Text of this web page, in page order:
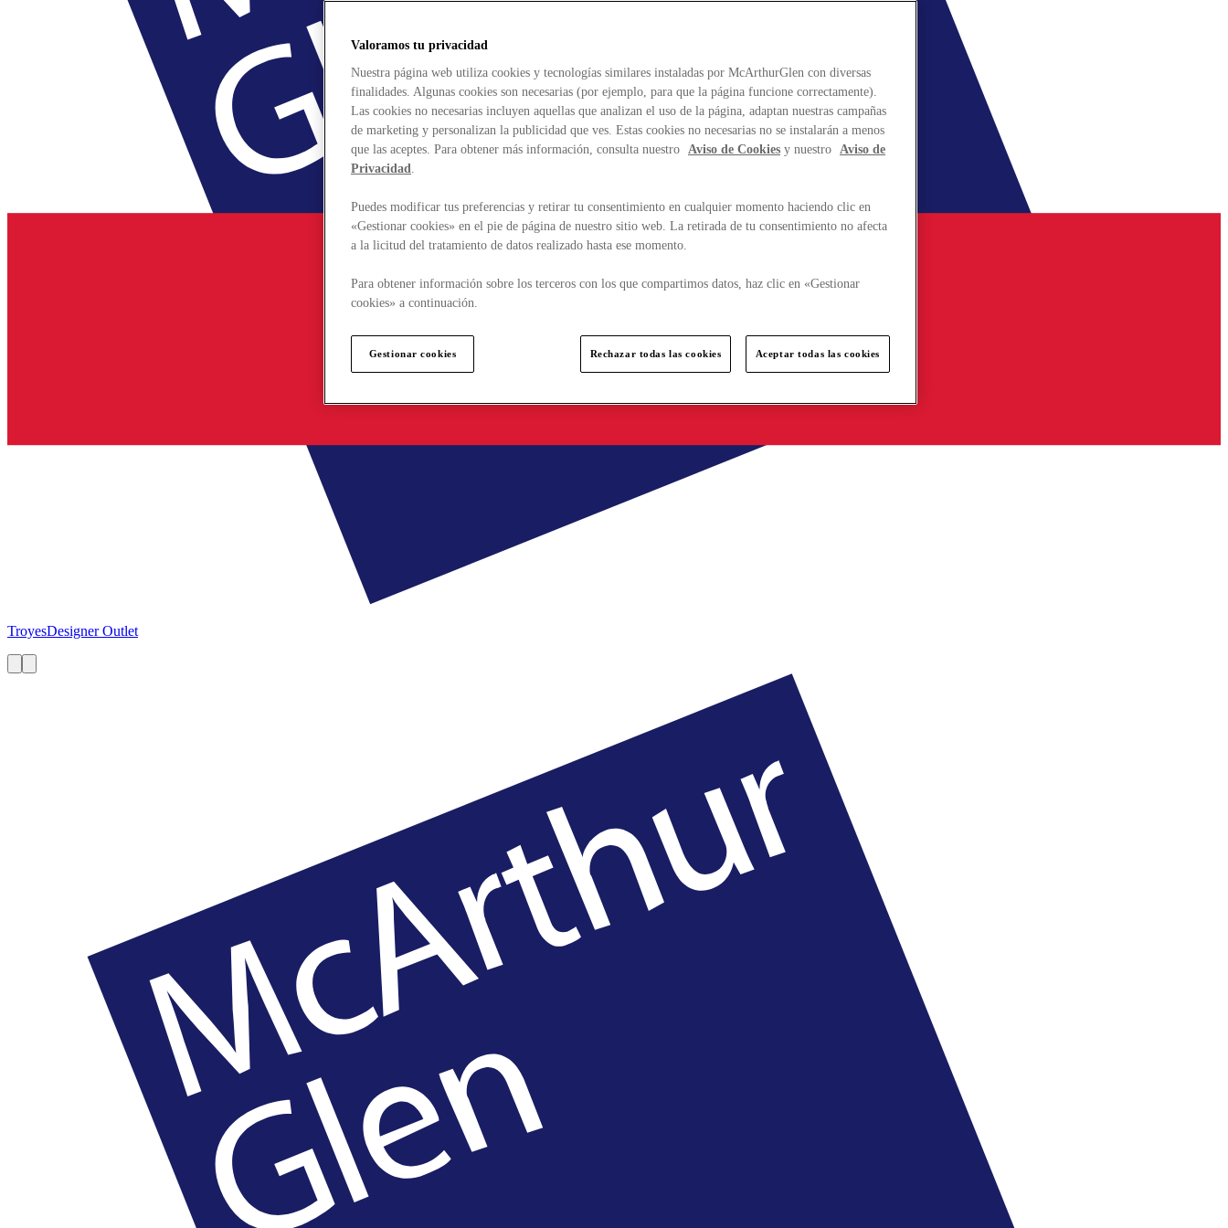
TroyesDesigner Outlet
Valoramos tu privacidad
Nuestra página web utiliza cookies y tecnologías similares instaladas por McArthurGlen con diversas
finalidades. Algunas cookies son necesarias (por ejemplo, para que la página funcione correctamente).
Las cookies no necesarias incluyen aquellas que analizan el uso de la página, adaptan nuestras campañas
de marketing y personalizan la publicidad que ves. Estas cookies no necesarias no se instalarán a menos
que las aceptes. Para obtener más información, consulta nuestro Aviso de Cookies y nuestro Aviso de
Privacidad.
Puedes modificar tus preferencias y retirar tu consentimiento en cualquier momento haciendo clic en
«Gestionar cookies» en el pie de página de nuestro sitio web. La retirada de tu consentimiento no afecta
a la licitud del tratamiento de datos realizado hasta ese momento.
Para obtener información sobre los terceros con los que compartimos datos, haz clic en «Gestionar
cookies» a continuación.
Gestionar cookies Rechazar todas las cookies Aceptar todas las cookies